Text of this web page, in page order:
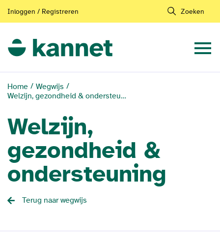
Inloggen / Registreren Zoeken
Home
Wegwijs
Welzijn, gezondheid & ondersteuning
Welzijn,
gezondheid &
ondersteuning
Terug naar wegwijs